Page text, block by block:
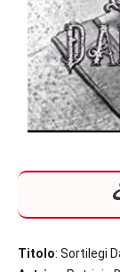
Titolo: Sortilegi